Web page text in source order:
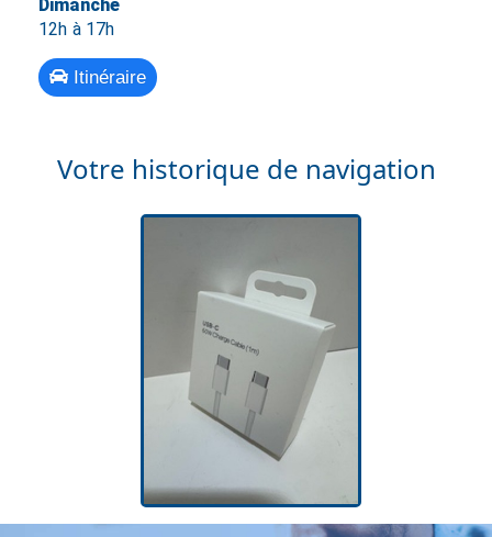
Dimanche
12h à 17h
Itinéraire
Votre historique de navigation